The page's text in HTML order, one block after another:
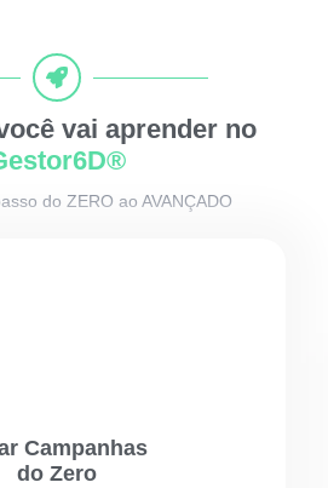
vai aprender no
do ZERO ao AVANÇADO
Campanhas
do Zero